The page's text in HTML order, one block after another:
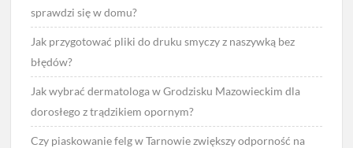
sprawdzi się w domu?
Jak przygotować pliki do druku smyczy z naszywką bez
błędów?
Jak wybrać dermatologa w Grodzisku Mazowieckim dla
dorosłego z trądzikiem opornym?
Czy piaskowanie felg w Tarnowie zwiększy odporność na